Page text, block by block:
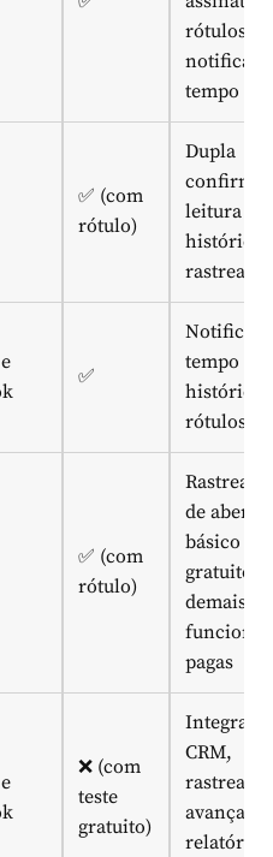
rótulos e
tempo
✅ (com
rótulo)
Dupla
leitura e
histórico
✅
tempo
histórico
rótulos
✅ (com
rótulo)
de
básico
gratuito e
demais
pagas
❌ (com
teste
gratuito)
CRM,
avançado
relatórios